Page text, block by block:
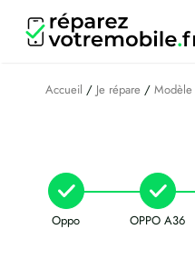
contenu
Accueil / Je répare / Modèle
Oppo OPPO A36